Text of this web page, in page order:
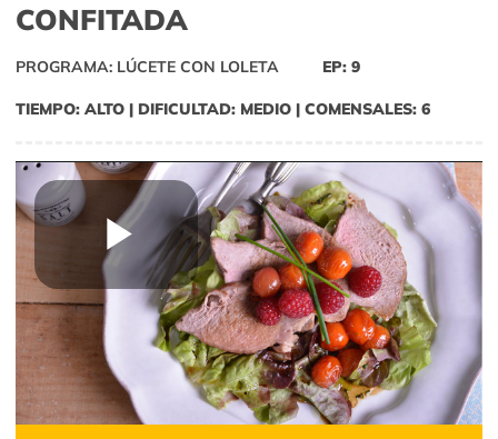
CONFITADA
PROGRAMA: LÚCETE CON LOLETA EP: 9
TIEMPO: ALTO | DIFICULTAD: MEDIO | COMENSALES: 6
Play
Video